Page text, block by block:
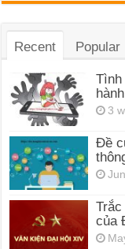
Recent Popular
Tình
3
Đề
của